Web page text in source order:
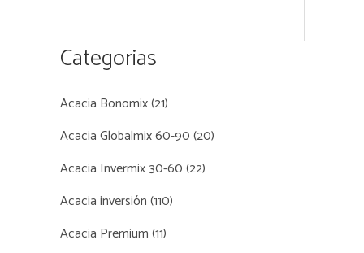
Categorias
Acacia Bonomix(21)
Acacia Globalmix 60-90(20)
Acacia Invermix 30-60(22)
Acacia inversión(110)
Acacia Premium(11)